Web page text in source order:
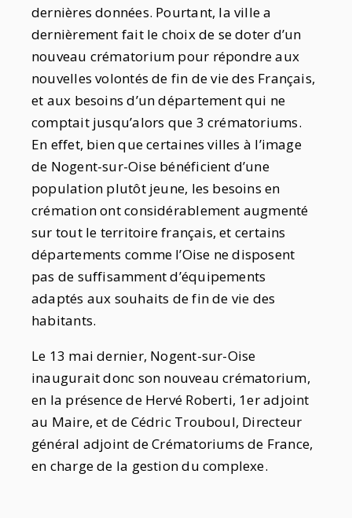
dernières données. Pourtant, la ville a
dernièrement fait le choix de se doter d’un
nouveau crématorium pour répondre aux
nouvelles volontés de fin de vie des Français,
et aux besoins d’un département qui ne
comptait jusqu’alors que 3 crématoriums.
En effet, bien que certaines villes à l’image
de Nogent-sur-Oise bénéficient d’une
population plutôt jeune, les besoins en
crémation ont considérablement augmenté
sur tout le territoire français, et certains
départements comme l’Oise ne disposent
pas de suffisamment d’équipements
adaptés aux souhaits de fin de vie des
habitants.
Le 13 mai dernier, Nogent-sur-Oise
inaugurait donc son nouveau crématorium,
en la présence de Hervé Roberti, 1er adjoint
au Maire, et de Cédric Trouboul, Directeur
général adjoint de Crématoriums de France,
en charge de la gestion du complexe.